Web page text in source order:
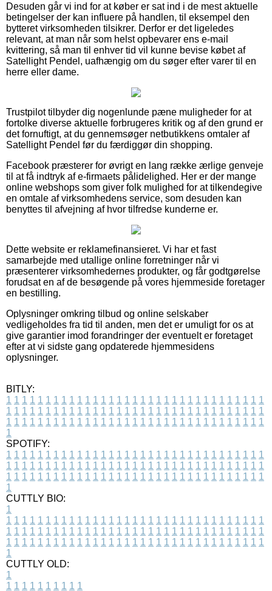
Desuden går vi ind for at køber er sat ind i de mest aktuelle
betingelser der kan influere på handlen, til eksempel den
bytteret virksomheden tilsikrer. Derfor er det ligeledes
relevant, at man når som helst opbevarer ens e-mail
kvittering, så man til enhver tid vil kunne bevise købet af
Satellight Pendel, uafhængig om du søger efter varer til en
herre eller dame.
Trustpilot tilbyder dig nogenlunde pæne muligheder for at
fortolke diverse aktuelle forbrugeres kritik og af den grund er
det fornuftigt, at du gennemsøger netbutikkens omtaler af
Satellight Pendel før du færdiggør din shopping.
Facebook præsterer for øvrigt en lang række ærlige genveje
til at få indtryk af e-firmaets pålidelighed. Her er der mange
online webshops som giver folk mulighed for at tilkendegive
en omtale af virksomhedens service, som desuden kan
benyttes til afvejning af hvor tilfredse kunderne er.
Dette website er reklamefinansieret. Vi har et fast
samarbejde med utallige online forretninger når vi
præsenterer virksomhedernes produkter, og får godtgørelse
forudsat en af de besøgende på vores hjemmeside foretager
en bestilling.
Oplysninger omkring tilbud og online selskaber
vedligeholdes fra tid til anden, men det er umuligt for os at
give garantier imod forandringer der eventuelt er foretaget
efter at vi sidste gang opdaterede hjemmesidens
oplysninger.
BITLY:
1 1 1 1 1 1 1 1 1 1 1 1 1 1 1 1 1 1 1 1 1 1 1 1 1 1 1 1 1 1 1 1 1
1 1 1 1 1 1 1 1 1 1 1 1 1 1 1 1 1 1 1 1 1 1 1 1 1 1 1 1 1 1 1 1 1
1 1 1 1 1 1 1 1 1 1 1 1 1 1 1 1 1 1 1 1 1 1 1 1 1 1 1 1 1 1 1 1 1
1
SPOTIFY:
1 1 1 1 1 1 1 1 1 1 1 1 1 1 1 1 1 1 1 1 1 1 1 1 1 1 1 1 1 1 1 1 1
1 1 1 1 1 1 1 1 1 1 1 1 1 1 1 1 1 1 1 1 1 1 1 1 1 1 1 1 1 1 1 1 1
1 1 1 1 1 1 1 1 1 1 1 1 1 1 1 1 1 1 1 1 1 1 1 1 1 1 1 1 1 1 1 1 1
1
CUTTLY BIO:
1
1 1 1 1 1 1 1 1 1 1 1 1 1 1 1 1 1 1 1 1 1 1 1 1 1 1 1 1 1 1 1 1 1
1 1 1 1 1 1 1 1 1 1 1 1 1 1 1 1 1 1 1 1 1 1 1 1 1 1 1 1 1 1 1 1 1
1 1 1 1 1 1 1 1 1 1 1 1 1 1 1 1 1 1 1 1 1 1 1 1 1 1 1 1 1 1 1 1 1
1
CUTTLY OLD:
1
1 1 1 1 1 1 1 1 1 1